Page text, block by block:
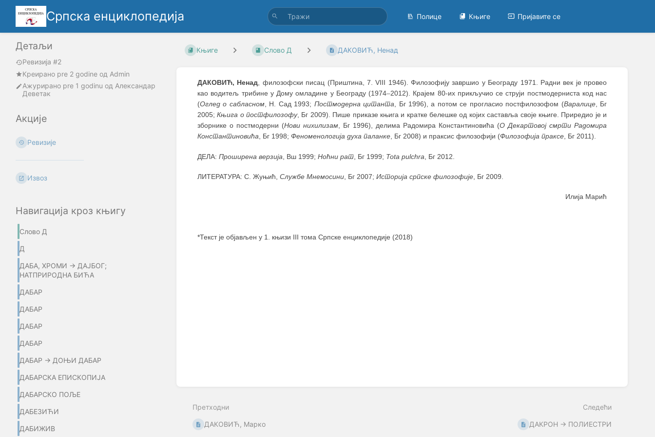
Српска енциклопедија Полице Књиге Пријавите се
Детаљи
Ревизија #2
Креирано pre 2 godine oд Admin
Ажурирано pre 1 godinu од Александар
Деветак
Акције
Ревизије
Извоз
Навигација кроз књигу
Слово Д
Д
ДАБА, ХРОМИ → ДАЈБОГ;
НАТПРИРОДНА БИЋА
ДАБАР
ДАБАР
ДАБАР
ДАБАР
ДАБАР → ДОЊИ ДАБАР
ДАБАРСКА ЕПИСКОПИЈА
ДАБАРСКО ПОЉЕ
ДАБЕЗИЋИ
ДАБИЖИВ
Књиге Слово Д ДАКОВИЋ, Ненад
ДАКОВИЋ, Ненад, филозофски писац (Приштина, 7. VIII 1946). Филозофију завршио у Београду 1971. Радни век је провео
као водитељ трибине у Дому омладине у Београду (1974–2012). Крајем 80-их прикључио се струји постмодерниста код нас
(Оглед о сабласном, Н. Сад 1993; Постмодерна цитанта, Бг 1996), а потом се прогласио постфилозофом (Варалице, Бг
2005;Књига о постфилозофу, Бг 2009). Пише приказе књига и кратке белешке од којих саставља своје књиге. Приредио је и
зборнике о постмодерни (Нови нихилизам, Бг 1996), делима Радомира Константиновића (О Декартовој смрти Радомира
Константиновића, Бг 1998; Феноменологија духа паланке, Бг 2008) и праксис филозофији (Филозофија праксе, Бг 2011).
ДЕЛА: Проширена верзија , Вш 1999; Ноћни рат , Бг 1999; Tota pulchra , Бг 2012.
ЛИТЕРАТУРА: С. Жуњић, Службе Мнемосини , Бг 2007; Историја српске филозофије , Бг 2009.
Илија Марић
*Текст је објављен у 1. књизи III тома Српске енциклопедије (2018)
Претходни
ДАКОВИЋ, Марко
Следећи
ДАКРОН → ПОЛИЕСТРИ